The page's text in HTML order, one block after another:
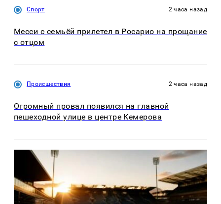
Спорт 2 часа назад
Месси с семьёй прилетел в Росарио на прощание
с отцом
Происшествия 2 часа назад
Огромный провал появился на главной
пешеходной улице в центре Кемерова